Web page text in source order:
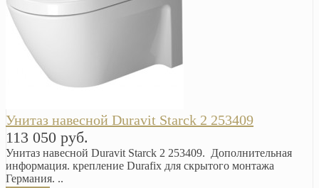
Унитаз навесной Duravit Starck 2 253409
113 050 руб.
Унитаз навесной Duravit Starck 2 253409. Дополнительная
информация. крепление Durafix для скрытого монтажа
Германия. ..